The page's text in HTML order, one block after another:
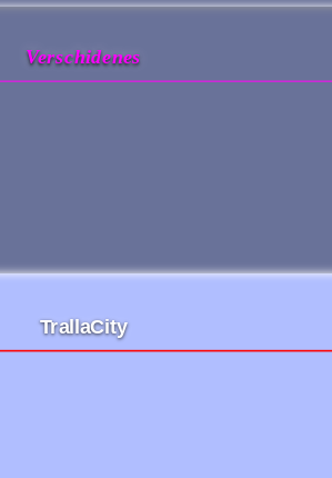
Verschidenes
TrallaCity